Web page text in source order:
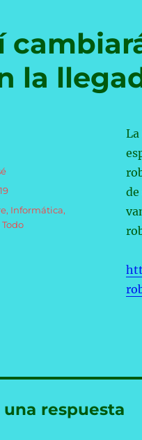
la
, Informática,
Todo
una respuesta